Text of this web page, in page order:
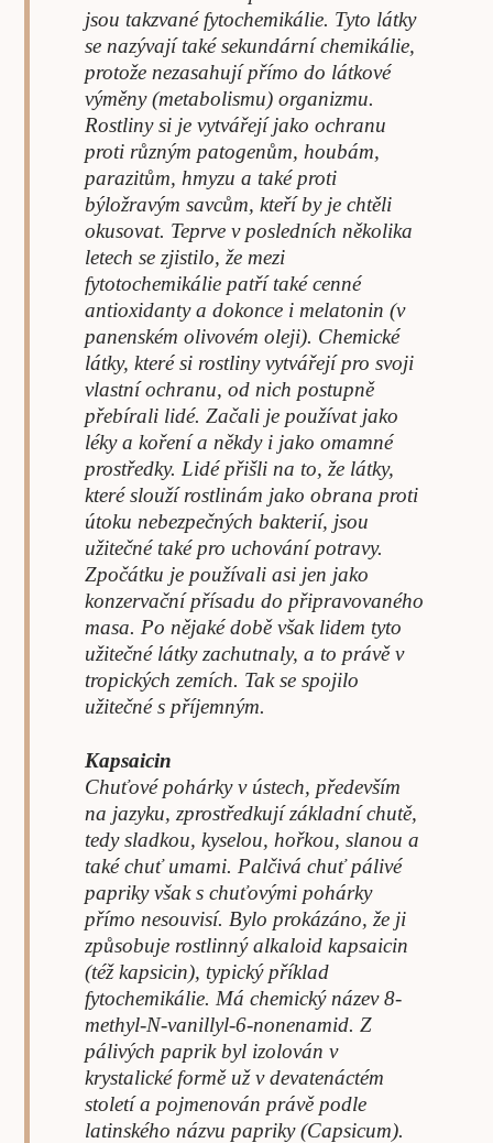
jsou takzvané fytochemikálie. Tyto látky
se nazývají také sekundární chemikálie,
protože nezasahují přímo do látkové
výměny (metabolismu) organizmu.
Rostliny si je vytvářejí jako ochranu
proti různým patogenům, houbám,
parazitům, hmyzu a také proti
býložravým savcům, kteří by je chtěli
okusovat. Teprve v posledních několika
letech se zjistilo, že mezi
fytotochemikálie patří také cenné
antioxidanty a dokonce i melatonin (v
panenském olivovém oleji). Chemické
látky, které si rostliny vytvářejí pro svoji
vlastní ochranu, od nich postupně
přebírali lidé. Začali je používat jako
léky a koření a někdy i jako omamné
prostředky. Lidé přišli na to, že látky,
které slouží rostlinám jako obrana proti
útoku nebezpečných bakterií, jsou
užitečné také pro uchování potravy.
Zpočátku je používali asi jen jako
konzervační přísadu do připravovaného
masa. Po nějaké době však lidem tyto
užitečné látky zachutnaly, a to právě v
tropických zemích. Tak se spojilo
užitečné s příjemným.
Kapsaicin
Chuťové pohárky v ústech, především
na jazyku, zprostředkují základní chutě,
tedy sladkou, kyselou, hořkou, slanou a
také chuť umami. Palčivá chuť pálivé
papriky však s chuťovými pohárky
přímo nesouvisí. Bylo prokázáno, že ji
způsobuje rostlinný alkaloid kapsaicin
(též kapsicin), typický příklad
fytochemikálie. Má chemický název 8-
methyl-N-vanillyl-6-nonenamid. Z
pálivých paprik byl izolován v
krystalické formě už v devatenáctém
století a pojmenován právě podle
latinského názvu papriky (Capsicum).